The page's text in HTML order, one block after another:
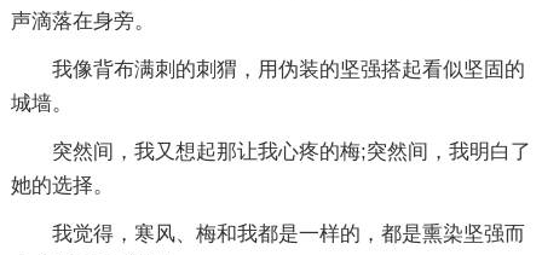
声滴落在身旁。
我像背布满刺的刺猬，用伪装的坚强搭起看似坚固的
城墙。
突然间，我又想起那让我心疼的梅;突然间，我明白了
她的选择。
我觉得，寒风、梅和我都是一样的，都是熏染坚强而